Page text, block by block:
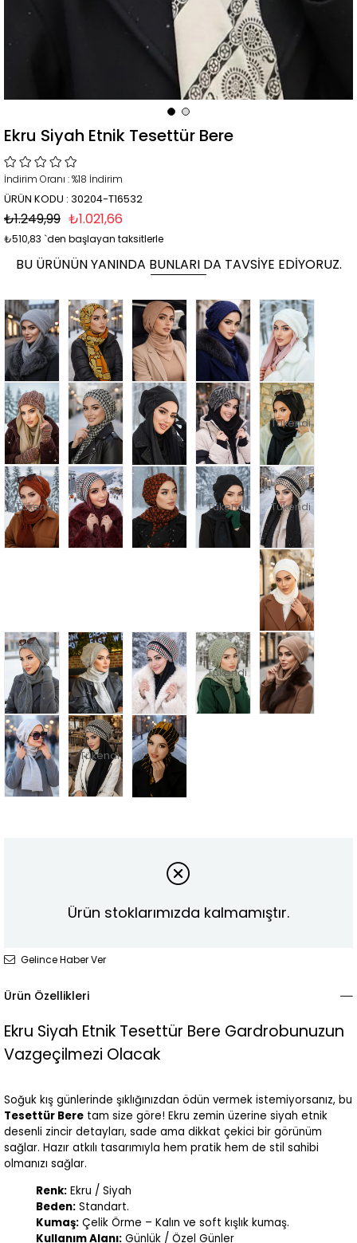
Ekru Siyah Etnik Tesettür Bere
İndirim Oranı :%18 İndirim
ÜRÜN KODU : 30204-T16532
₺1.249,99 ₺1.021,66
₺510,83 `den başlayan taksitlerle
BU ÜRÜNÜN YANINDA BUNLARI DA TAVSIYE EDIYORUZ.
Tükendi
Tükendi Tükendi Tükendi
Tükendi
Tükendi
Ürün stoklarımızda kalmamıştır.
Gelince Haber Ver
Ürün Özellikleri
Ekru Siyah Etnik Tesettür Bere Gardrobunuzun
Vazgeçilmezi Olacak
Soğuk kış günlerinde şıklığınızdan ödün vermek istemiyorsanız, bu
Tesettür Bere tam size göre! Ekru zemin üzerine siyah etnik
desenli zincir detayları, sade ama dikkat çekici bir görünüm
sağlar. Hazır atkılı tasarımıyla hem pratik hem de stil sahibi
olmanızı sağlar.
Renk: Ekru / Siyah
Beden: Standart.
Kumaş: Çelik Örme – Kalın ve soft kışlık kumaş.
Kullanım Alanı: Günlük / Özel Günler